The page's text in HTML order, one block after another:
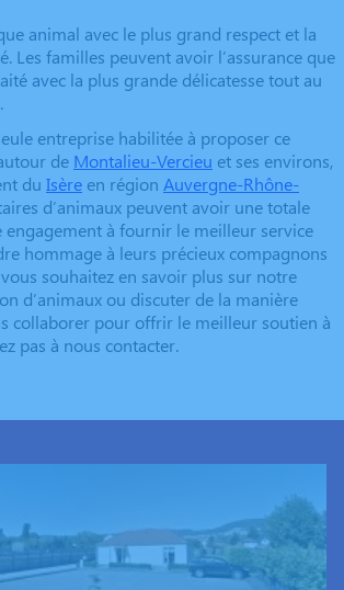
animal avec le plus grand respect et la
Les familles peuvent avoir l’assurance que
avec la plus grande délicatesse tout au
entreprise habilitée à proposer ce
de Montalieu-Vercieu et ses environs,
du Isère en région Auvergne-Rhône-
d’animaux peuvent avoir une totale
engagement à fournir le meilleur service
hommage à leurs précieux compagnons
souhaitez en savoir plus sur notre
d’animaux ou discuter de la manière
collaborer pour offrir le meilleur soutien à
pas à nous contacter.